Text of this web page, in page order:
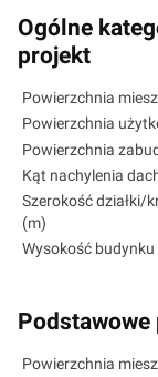
Ogólne
projekt
Powierzchnia
Powierzchnia
Powierzchnia
Kąt nachylenia
Szerokość działki/
(m)
Wysokość budynku
Powierzchnia